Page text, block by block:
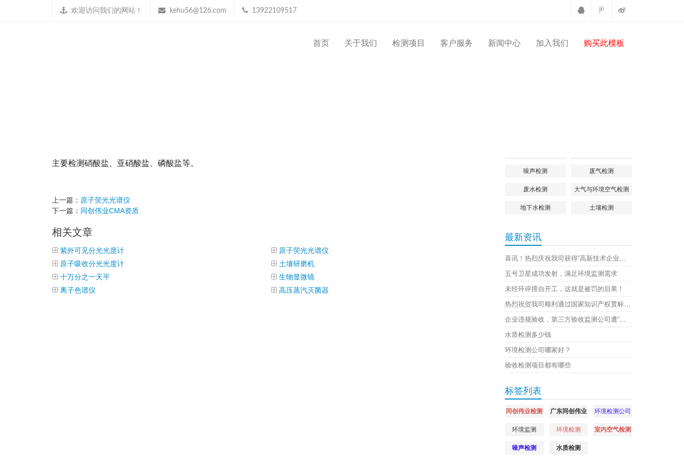
欢迎访问我们的网站！ kehu56@126.com 13922109517
首页 关于我们 检测项目 客户服务 新闻中心 加入我们 购买此模板
主要检测硝酸盐、亚硝酸盐、磷酸盐等。
上一篇： 原子荧光光谱仪
下一篇： 同创伟业CMA资质
相关文章
紫外可见分光光度计
原子荧光光谱仪
原子吸收分光光度计
土壤研磨机
十万分之一天平
生物显微镜
离子色谱仪
高压蒸汽灭菌器
噪声检测 废气检测
废水检测 大气与环境空气检测
地下水检测 土壤检测
最新资讯
喜讯！热烈庆祝我司获得“高新技术企业证书”
五号卫星成功发射，满足环境监测需求
未经环评擅自开工，这就是被罚的后果！
热烈祝贺我司顺利通过国家知识产权贯标认证
企业违规验收，第三方验收监测公司遭“连坐”，原因是
水质检测多少钱
环境检测公司哪家好？
验收检测项目都有哪些
标签列表
同创伟业检测 广东同创伟业 环境检测公司
环境监测 环境检测 室内空气检测
噪声检测 水质检测